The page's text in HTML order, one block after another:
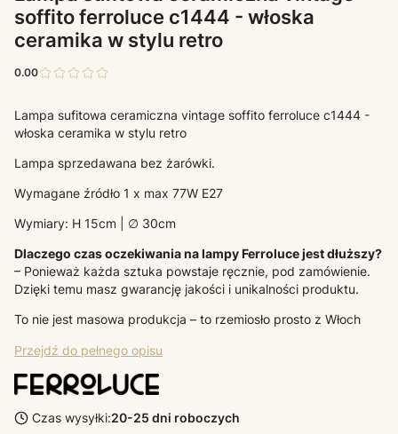
soffito ferroluce c1444 - włoska
ceramika w stylu retro
0.00
Lampa sufitowa ceramiczna vintage soffito ferroluce c1444 -
włoska ceramika w stylu retro
Lampa sprzedawana bez żarówki.
Wymagane źródło 1 x max 77W E27
Wymiary: H 15cm | ∅ 30cm
Dlaczego czas oczekiwania na lampy Ferroluce jest dłuższy?
– Ponieważ każda sztuka powstaje ręcznie, pod zamówienie.
Dzięki temu masz gwarancję jakości i unikalności produktu.
To nie jest masowa produkcja – to rzemiosło prosto z Włoch
Przejdź do pełnego opisu
Czas wysyłki:20-25 dni roboczych